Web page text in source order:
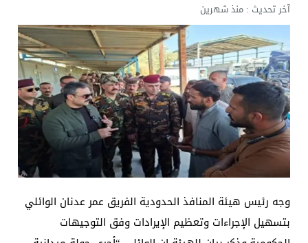
الإعلام والاتصالات تتوعد بإجراءات قانونية: لا وكيل
آخر تحديث :منذ شهرين
وجه رئيس هيئة المنافذ الحدودية الفريق عمر عدنان الوائلي
بتسهيل الإجراءات وتعظيم الإيرادات وفق التوجيهات